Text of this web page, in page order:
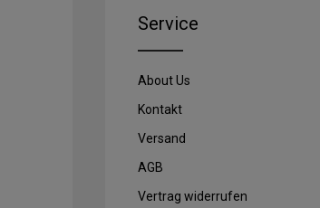
Service
About Us
Kontakt
Versand
AGB
Vertrag widerrufen